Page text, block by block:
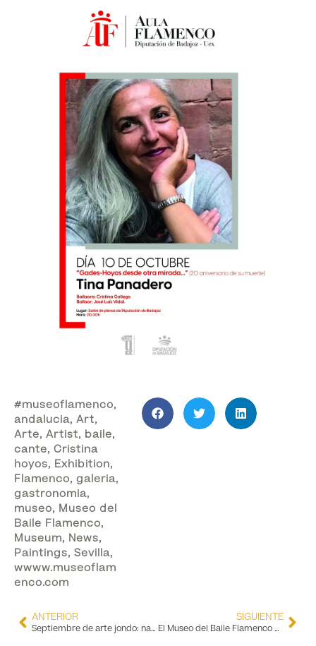
#museoflamenco,
andalucia, Art,
Arte, Artist, baile,
cante, Cristina
hoyos, Exhibition,
Flamenco, galeria,
gastronomia,
museo, Museo del
Baile Flamenco,
Museum, News,
Paintings, Sevilla,
wwww.museoflam
enco.com
ANTERIOR
Septiembre de arte jondo: nacimientos que marcaron épocas
SIGUIENTE
El Museo del Baile Flamenco ya está en Spotify